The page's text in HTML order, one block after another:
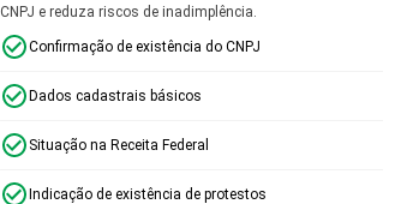
CNPJ e reduza riscos de inadimplência.
Confirmação de existência do CNPJ
Dados cadastrais básicos
Situação na Receita Federal
Indicação de existência de protestos